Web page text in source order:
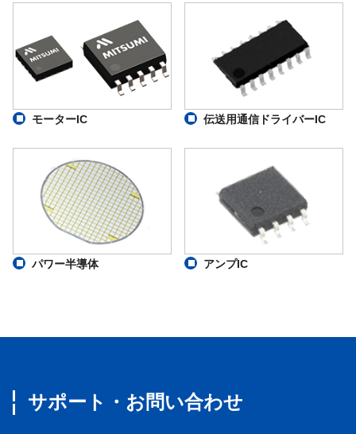
モーターIC 伝送用通信ドライバーIC
パワー半導体 アンプIC
サポート・お問い合わせ